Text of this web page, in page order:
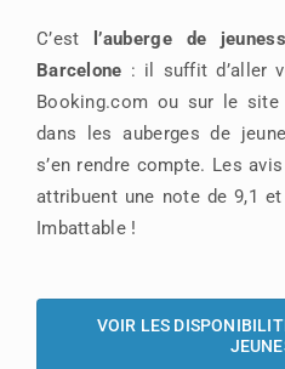
C’est
l’auberge de
Barcelone : il suffit d’aller
Booking.com ou sur le
dans les auberges de
s’en rendre compte. Les
attribuent une note de 9,1
Imbattable !
VOIR LES